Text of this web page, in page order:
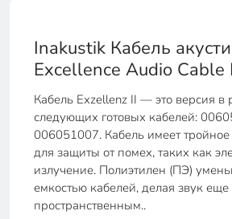
Inakustik Кабель
Excellence Audio Cable
Кабель Exzellenz II — это версия в
следующих готовых кабелей:
006051007. Кабель имеет
для защиты от помех, таких как
излучение. Полиэтилен (ПЭ)
емкостью кабелей, делая звук
пространственным..